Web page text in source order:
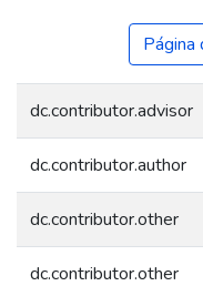
Página
dc.contributor.advisor
dc.contributor.author
dc.contributor.other
dc.contributor.other